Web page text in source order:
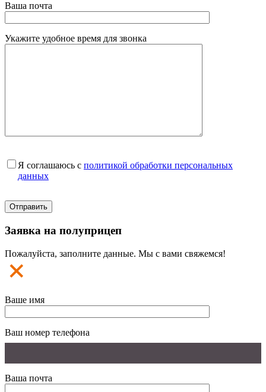
Ваша почта
Укажите удобное время для звонка
Я соглашаюсь с политикой обработки персональных
данных
Заявка на полуприцеп
Пожалуйста, заполните данные. Мы с вами свяжемся!
Ваше имя
Ваш номер телефона
Ваша почта